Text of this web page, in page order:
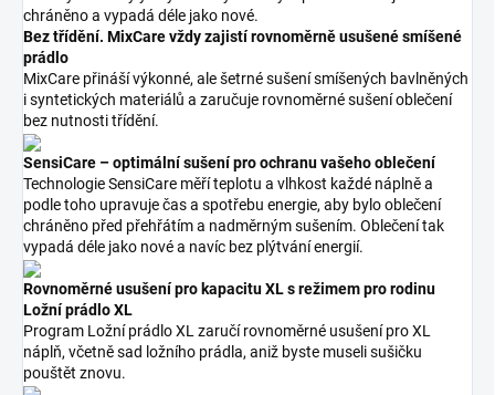
chráněno a vypadá déle jako nové.
Bez třídění. MixCare vždy zajistí rovnoměrně usušené smíšené
prádlo
MixCare přináší výkonné, ale šetrné sušení smíšených bavlněných
i syntetických materiálů a zaručuje rovnoměrné sušení oblečení
bez nutnosti třídění.
SensiCare – optimální sušení pro ochranu vašeho oblečení
Technologie SensiCare měří teplotu a vlhkost každé náplně a
podle toho upravuje čas a spotřebu energie, aby bylo oblečení
chráněno před přehřátím a nadměrným sušením. Oblečení tak
vypadá déle jako nové a navíc bez plýtvání energií.
Rovnoměrné usušení pro kapacitu XL s režimem pro rodinu
Ložní prádlo XL
Program Ložní prádlo XL zaručí rovnoměrné usušení pro XL
náplň, včetně sad ložního prádla, aniž byste museli sušičku
pouštět znovu.